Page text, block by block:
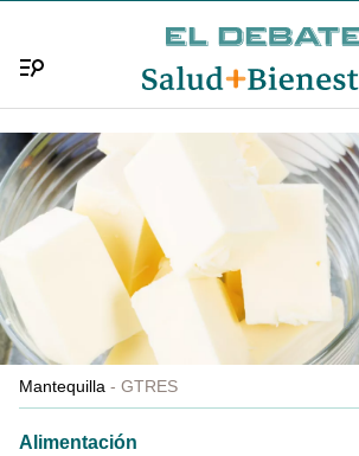
Mantequilla GTRES
Alimentación